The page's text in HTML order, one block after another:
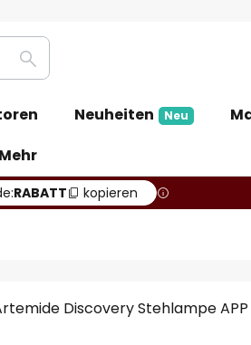
Suche
Neuheiten Neu
Mehr
RABATT kopieren
Discovery Stehlampe